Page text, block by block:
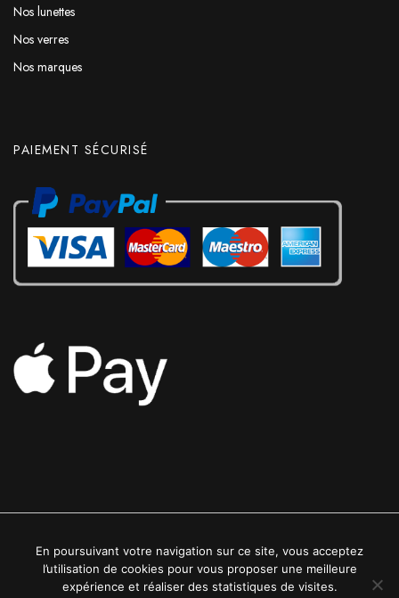
Nos lunettes
Nos verres
Nos marques
PAIEMENT SÉCURISÉ
2022 © Luxe24kt | Tous droits réservés
En poursuivant votre navigation sur ce site, vous acceptez
l’utilisation de cookies pour vous proposer une meilleure
expérience et réaliser des statistiques de visites.